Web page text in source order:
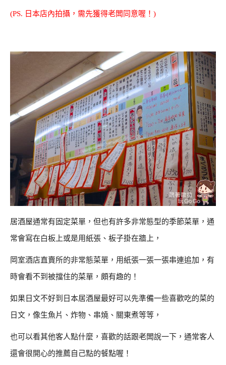
(PS. 日本店內拍攝，需先獲得老闆同意喔！)
居酒屋通常有固定菜單，但也有許多非常態型的季節菜單，通
常會寫在白板上或是用紙張、板子掛在牆上，
岡室酒店直賣所的非常態菜單，用紙張一張一張串連追加，有
時會看不到被擋住的菜單，頗有趣的！
如果日文不好到日本居酒屋最好可以先準備一些喜歡吃的菜的
日文，像生魚片、炸物、串燒、關東煮等等，
也可以看其他客人點什麼，喜歡的話跟老闆說一下，通常客人
還會很開心的推薦自己點的餐點喔！